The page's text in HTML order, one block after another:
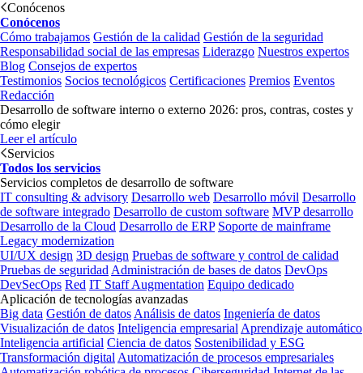
Conócenos
Conócenos
Cómo trabajamos Gestión de la calidad Gestión de la seguridad
Responsabilidad social de las empresas Liderazgo Nuestros expertos
Blog Consejos de expertos
Testimonios Socios tecnológicos Certificaciones Premios Eventos
Redacción
Desarrollo de software interno o externo 2026: pros, contras, costes y
cómo elegir
Leer el artículo
Servicios
Todos los servicios
Servicios completos de desarrollo de software
IT consulting & advisory Desarrollo web Desarrollo móvil Desarrollo
de software integrado Desarrollo de custom software MVP desarrollo
Desarrollo de la Cloud Desarrollo de ERP Soporte de mainframe
Legacy modernization
UI/UX design 3D design Pruebas de software y control de calidad
Pruebas de seguridad Administración de bases de datos DevOps
DevSecOps Red IT Staff Augmentation Equipo dedicado
Aplicación de tecnologías avanzadas
Big data Gestión de datos Análisis de datos Ingeniería de datos
Visualización de datos Inteligencia empresarial Aprendizaje automático
Inteligencia artificial Ciencia de datos Sostenibilidad y ESG
Transformación digital Automatización de procesos empresariales